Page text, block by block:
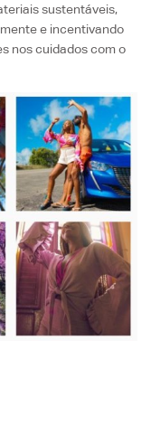
sustentáveis,
e incentivando
nos cuidados com o